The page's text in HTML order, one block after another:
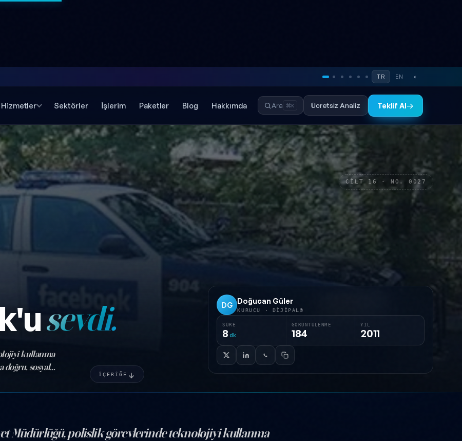
TR EN ◐
Hizmetler Sektörler İşlerim Paketler Blog Hakkımda Ara ⌘K Ücretsiz Analiz Teklif Al→
CİLT 16 · NO. 0027
sevdi.
kullanma
doğru, sosyal
DG Doğucan Güler
KURUCU · DIJIPAL®
SÜRE
8 dk
GÖRÜNTÜLENME
184
YIL
2011
İÇERİĞE
Müdürlüğü, polislik görevlerinde teknolojiyi kullanma